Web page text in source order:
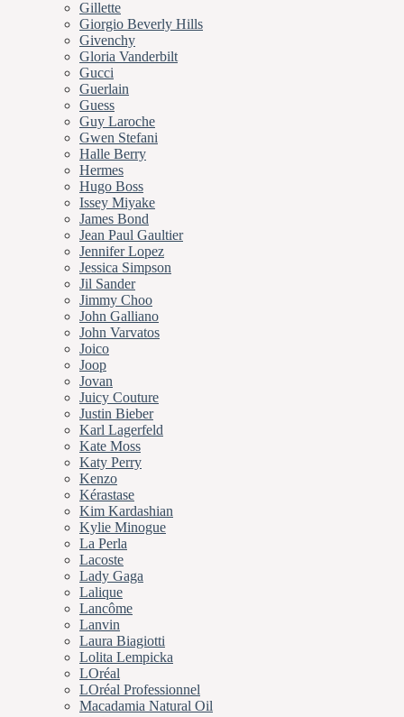
Gillette
Giorgio Beverly Hills
Givenchy
Gloria Vanderbilt
Gucci
Guerlain
Guess
Guy Laroche
Gwen Stefani
Halle Berry
Hermes
Hugo Boss
Issey Miyake
James Bond
Jean Paul Gaultier
Jennifer Lopez
Jessica Simpson
Jil Sander
Jimmy Choo
John Galliano
John Varvatos
Joico
Joop
Jovan
Juicy Couture
Justin Bieber
Karl Lagerfeld
Kate Moss
Katy Perry
Kenzo
Kérastase
Kim Kardashian
Kylie Minogue
La Perla
Lacoste
Lady Gaga
Lalique
Lancôme
Lanvin
Laura Biagiotti
Lolita Lempicka
LOréal
LOréal Professionnel
Macadamia Natural Oil